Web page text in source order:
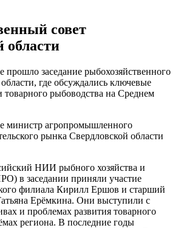
совет
области
прошло заседание рыбохозяйственного
где обсуждались ключевые
товарного рыбоводства на Среднем
министр агропромышленного
рынка Свердловской области
НИИ рыбного хозяйства и
в заседании приняли участие
филиала Кирилл Ершов и старший
Ерёмкина. Они выступили с
и проблемах развития товарного
региона. В последние годы